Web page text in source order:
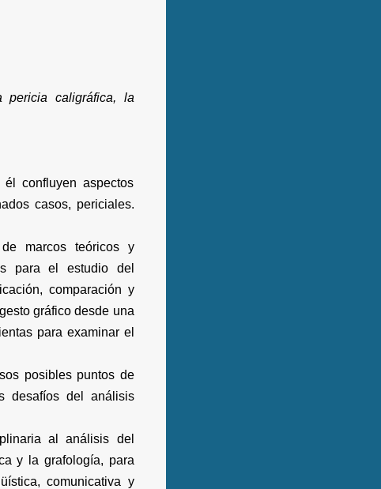
pericia caligráfica, la
confluyen aspectos
casos, periciales.
marcos teóricos y
para el estudio del
comparación y
gráfico desde una
para examinar el
posibles puntos de
desafíos del análisis
al análisis del
y la grafología, para
comunicativa y